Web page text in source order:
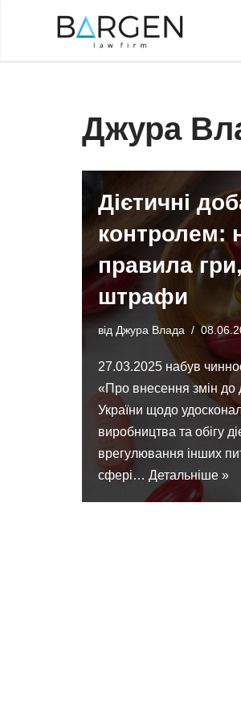
Джура
Дієтичні
контролем:
правила
штрафи
від Джура Влада
27.03.2025 набув
«Про внесення змін до
України щодо
виробництва та обігу
врегулювання інших
сфері… Детальніше »